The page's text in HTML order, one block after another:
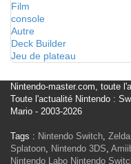
Film
console
Autre
Deck Builder
Jeu de plateau
Nintendo-master.com, toute
Toute l'actualité Nintendo :
Mario - 2003-2026
Tags : Nintendo Switch, Zelda
Splatoon, Nintendo 3DS,
Nintendo Labo Nintendo